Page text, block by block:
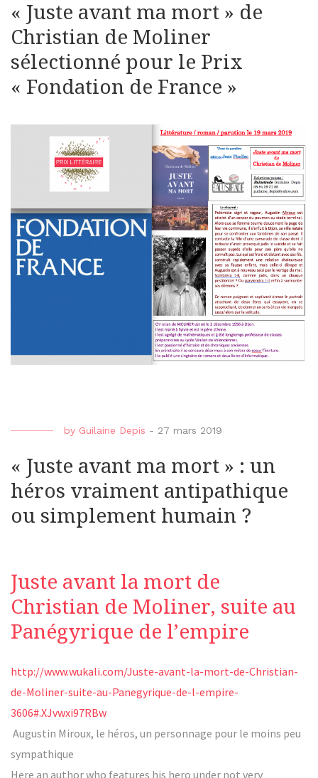
« Juste avant ma mort » de
Christian de Moliner
sélectionné pour le Prix
« Fondation de France »
by Guilaine Depis - 27 mars 2019
« Juste avant ma mort » : un
héros vraiment antipathique
ou simplement humain ?
Juste avant la mort de
Christian de Moliner, suite au
Panégyrique de l’empire
http://www.wukali.com/Juste-avant-la-mort-de-Christian-
de-Moliner-suite-au-Panegyrique-de-l-empire-
3606#.XJvwxi97RBw
Augustin Miroux, le héros, un personnage pour le moins peu
sympathique
Here an author who features his hero under not very